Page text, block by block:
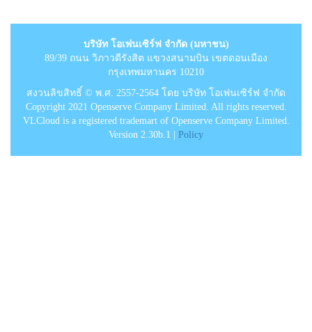
บริษัท โอเพ่นเซิร์ฟ จำกัด (มหาชน)
89/39 ถนน วิภาวดีรังสิต แขวงสนามบิน เขตดอนเมือง
กรุงเทพมหานคร 10210
สงวนลิขสิทธิ์ © พ.ศ. 2557-2564 โดย บริษัท โอเพ่นเซิร์ฟ จำกัด
Copyright 2021 Openserve Company Limited. All rights reserved.
VLCloud is a registered trademart of Openserve Company Limited.
Version 2.30b.1 |
Policy